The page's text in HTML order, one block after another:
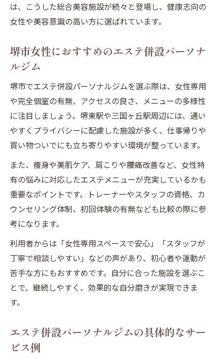
は、こうした総合美容施設が続々と登場し、健康志向の
女性や美容意識の高い方に選ばれています。
堺市女性におすすめのエステ併設パーソナ
ルジム
堺市でエステ併設パーソナルジムを選ぶ際は、女性専用
や完全個室の有無、アクセスの良さ、メニューの多様性
に注目しましょう。堺東駅や三国ヶ丘駅周辺には、通い
やすくプライバシーに配慮した施設が多く、仕事帰りや
買い物ついでにも立ち寄りやすい環境が整っています。
また、痩身や美肌ケア、肩こりや腰痛改善など、女性特
有の悩みに対応したエステメニューが充実しているかも
重要なポイントです。トレーナーやスタッフの資格、カ
ウンセリング体制、初回体験の有無なども比較の際に参
考になります。
利用者からは「女性専用スペースで安心」「スタッフが
丁寧で相談しやすい」などの声があり、初心者や運動が
苦手な方にもおすすめです。自分に合った施設を選ぶこ
とで、継続しやすく、効果的な自分磨きが実現できま
す。
エステ併設パーソナルジムの具体的なサー
ビス例